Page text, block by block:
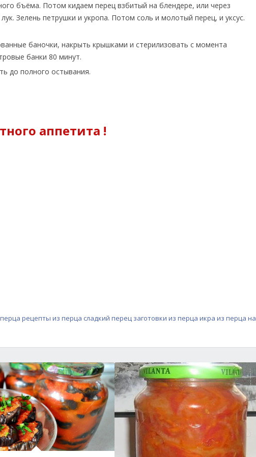
бъёма. Потом кидаем перец взбитый на блендере, или через
Зелень петрушки и укропа. Потом соль и молотый перец, и уксус.
баночки, накрыть крышками и стерилизовать с момента
банки 80 минут.
до полного остывания.
аппетита !
рецепты из перца сладкий перец заготовки из перца икра из перца на